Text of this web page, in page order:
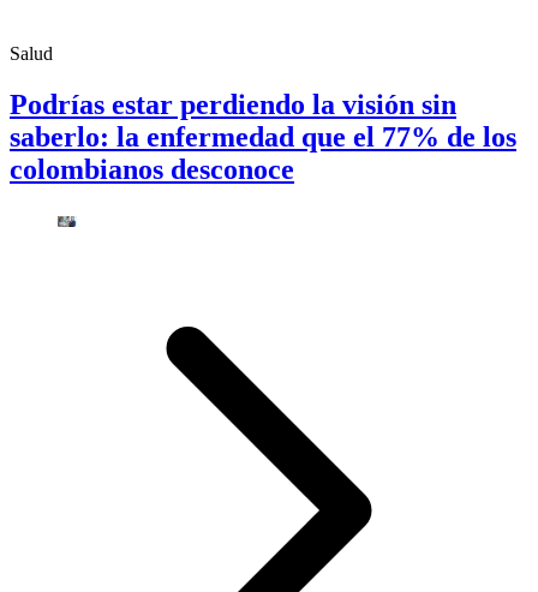
Salud
Podrías estar perdiendo la visión sin
saberlo: la enfermedad que el 77% de los
colombianos desconoce